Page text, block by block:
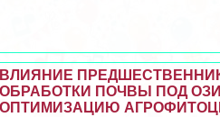
ВЛИЯНИЕ
ОБРАБОТКИ ПОЧВЫ ПОД
ОПТИМИЗАЦИЮ